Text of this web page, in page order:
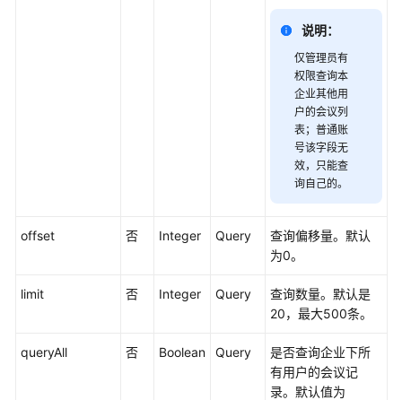
网
研
说明：
仅管理员有
权限查询本
企业其他用
户的会议列
表；普通账
号该字段无
效，只能查
询自己的。
offset 否 Integer Query
查询偏移量。默认
为0。
limit 否 Integer Query
查询数量。默认是
20，最大500条。
queryAll 否 Boolean Query
是否查询企业下所
有用户的会议记
录。默认值为